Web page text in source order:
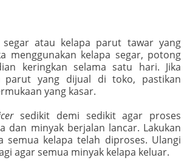
segar atau kelapa parut tawar yang
menggunakan kelapa segar, potong
keringkan selama satu hari. Jika
parut yang dijual di toko, pastikan
yang kasar.
sedikit demi sedikit agar proses
dan minyak berjalan lancar. Lakukan
semua kelapa telah diproses. Ulangi
agar semua minyak kelapa keluar.